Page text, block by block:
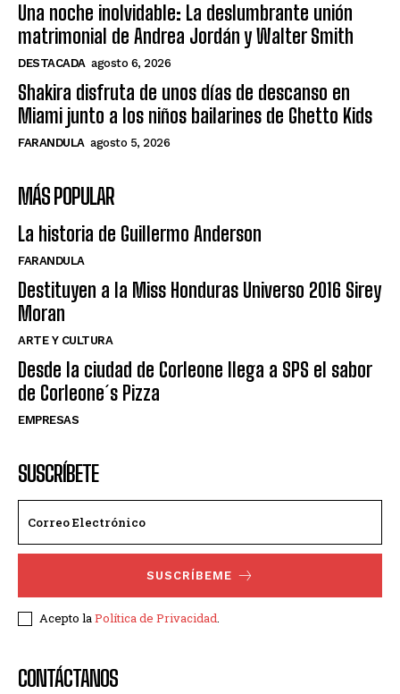
Una noche inolvidable: La deslumbrante unión
matrimonial de Andrea Jordán y Walter Smith
DESTACADA agosto 6, 2026
Shakira disfruta de unos días de descanso en
Miami junto a los niños bailarines de Ghetto Kids
FARANDULA agosto 5, 2026
MÁS POPULAR
La historia de Guillermo Anderson
FARANDULA
Destituyen a la Miss Honduras Universo 2016 Sirey
Moran
ARTE Y CULTURA
Desde la ciudad de Corleone llega a SPS el sabor
de Corleone´s Pizza
EMPRESAS
SUSCRÍBETE
SUSCRÍBEME
Acepto laPolítica de Privacidad.
CONTÁCTANOS